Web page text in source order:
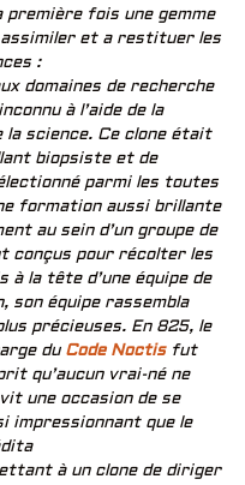
première fois une gemme
assimiler et a restituer les
:
domaines de recherche
à l’aide de la
la science. Ce clone était
biopsiste et de
parmi les toutes
formation aussi brillante
au sein d’un groupe de
conçus pour récolter les
la tête d’une équipe de
son équipe rassembla
précieuses. En 825, le
du Code Noctisfut
qu’aucun vrai-né ne
une occasion de se
impressionnant que le
à un clone de diriger